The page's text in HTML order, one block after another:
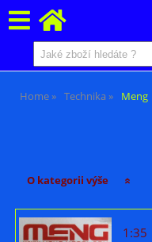
Home Technika Meng
O kategorii výše
1:35